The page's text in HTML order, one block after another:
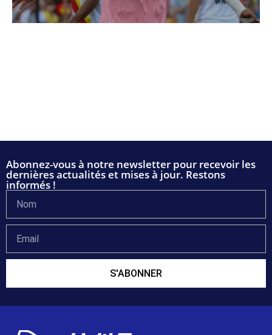
Abonnez-vous à notre newsletter pour recevoir les
dernières actualités et mises à jour. Restons
informés !
S'ABONNER